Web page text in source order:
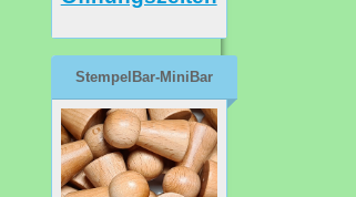
StempelBar-MiniBar